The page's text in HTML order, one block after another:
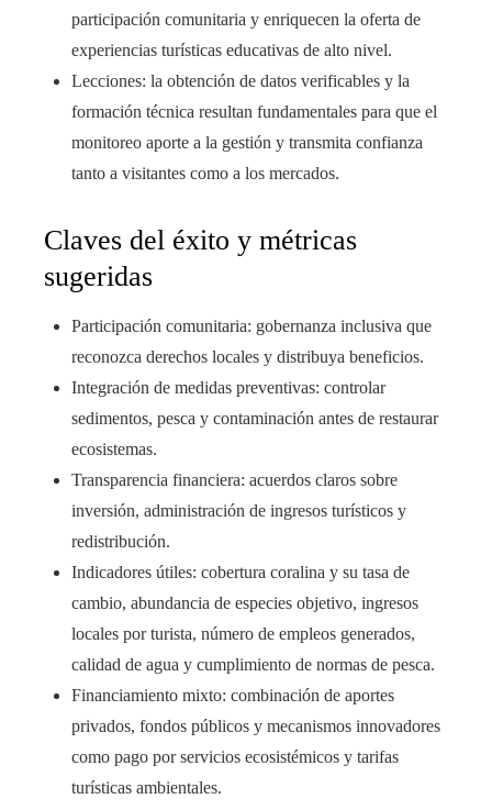
participación comunitaria y enriquecen la oferta de
experiencias turísticas educativas de alto nivel.
Lecciones: la obtención de datos verificables y la
formación técnica resultan fundamentales para que el
monitoreo aporte a la gestión y transmita confianza
tanto a visitantes como a los mercados.
Claves del éxito y métricas
sugeridas
Participación comunitaria: gobernanza inclusiva que
reconozca derechos locales y distribuya beneficios.
Integración de medidas preventivas: controlar
sedimentos, pesca y contaminación antes de restaurar
ecosistemas.
Transparencia financiera: acuerdos claros sobre
inversión, administración de ingresos turísticos y
redistribución.
Indicadores útiles: cobertura coralina y su tasa de
cambio, abundancia de especies objetivo, ingresos
locales por turista, número de empleos generados,
calidad de agua y cumplimiento de normas de pesca.
Financiamiento mixto: combinación de aportes
privados, fondos públicos y mecanismos innovadores
como pago por servicios ecosistémicos y tarifas
turísticas ambientales.